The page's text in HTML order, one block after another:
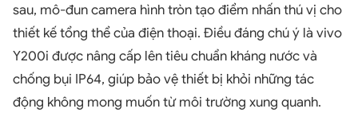
sau, mô-đun camera hình tròn tạo điểm nhấn thú vị cho
thiết kế tổng thể của điện thoại. Điều đáng chú ý là vivo
Y200i được nâng cấp lên tiêu chuẩn kháng nước và
chống bụi IP64, giúp bảo vệ thiết bị khỏi những tác
động không mong muốn từ môi trường xung quanh.